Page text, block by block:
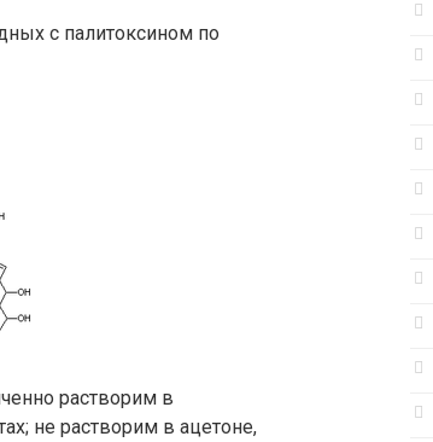
с палитоксином по
растворим в
не растворим в ацетоне,